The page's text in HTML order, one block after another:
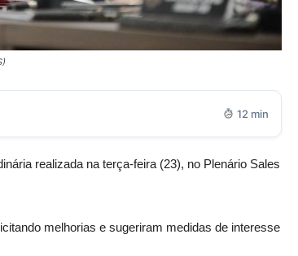
12 min
realizada na terça-feira (23), no Plenário Sales
melhorias e sugeriram medidas de interesse